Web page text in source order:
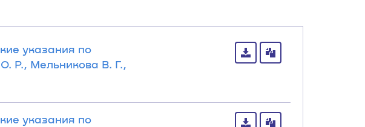
указания по
Р., Мельникова В. Г.,
указания по